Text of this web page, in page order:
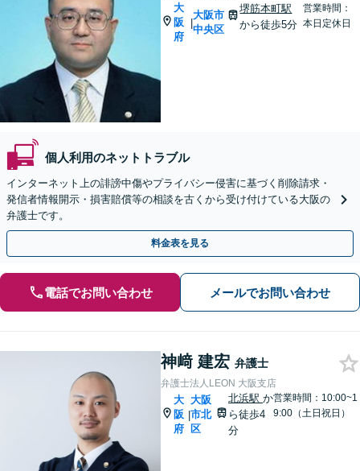
大
阪
府
|
大阪市
中央区
堺筋本町駅
から徒歩5分
営業時間：
本日定休日
個人利用のネットトラブル
インターネット上の誹謗中傷やプライバシー侵害に基づく削除請求・
発信者情報開示・損害賠償等の相談を古くから受け付けている大阪の
弁護士です。
料金表を見る
電話でお問い合わせ メールでお問い合わせ
神﨑 建宏 弁護士
弁護士法人LEON 大阪支店
大
阪
府
|
大阪
市北
区
北浜駅か
ら徒歩4
分
営業時間：10:00~1
9:00（土日祝日）